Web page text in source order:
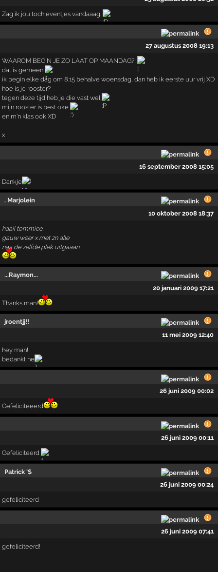
Zag ik jou toch eventjes vandaaag.
27 augustus 2008 19:13
WAAROM BEGIN JE ZO LAAT OP MAANDAG?!
dat is gemeen
ik begin elke dag om 8.15 behalve woensdag, dan heb ik eerste uur vrij XD
hoe is je rooster?
tegen deze tijd heb je die vast wel
mijn rooster is best oke
en m'n klas ook XD
x
16 september 2008 15:05
Dankje
. Marjolein
10 oktober 2008 18:37
haaii tommiee,
gauw weer x met zn alle
naa de zelfde plek uitgaaan..
...Raymon...
20 januari 2009 17:21
Thanks man!
jroentjj!!
11 mei 2009 12:40
hey man!
bedankt he
26 juni 2009 00:02
Gefeliciteeerd
26 juni 2009 00:11
Gefeliciteerd
Patrick '$
26 juni 2009 00:24
gefeliciteerd
26 juni 2009 07:41
gefeliciteerd!